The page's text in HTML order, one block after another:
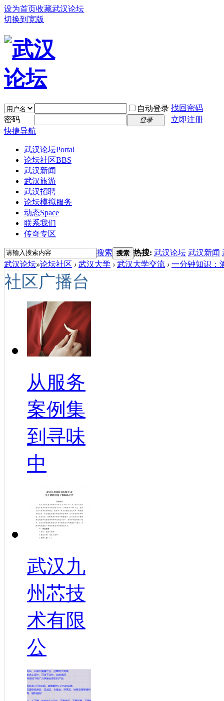
设为首页收藏武汉论坛
切换到宽版
自动登录 找回密码
密码
登录
立即注册
快捷导航
武汉论坛Portal
论坛社区BBS
武汉新闻
武汉旅游
武汉招聘
论坛模拟服务
动态Space
联系我们
传奇专区
搜索 搜索 热搜: 武汉论坛 武汉新闻
武汉论坛»论坛社区 › 武汉大学 › 武汉大学交流 › 一分钟知识：
社区广播台
从服务
案例集
到寻味
中
武汉九
州芯技
术有限
公